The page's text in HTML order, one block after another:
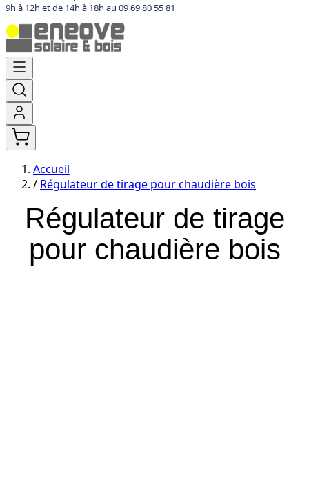
9h à 12h et de 14h à 18h au 09 69 80 55 81
Aller
contenu
Accueil
/ Régulateur de tirage pour chaudière bois
Régulateur de tirage
pour chaudière bois